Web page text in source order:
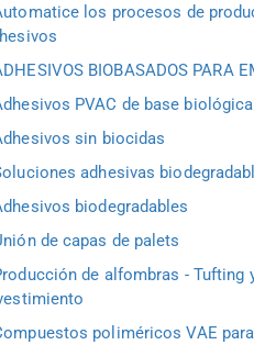
los procesos de
BIOBASADOS PARA
PVAC de base biológica
sin biocidas
adhesivas
biodegradables
de capas de palets
de alfombras - Tufting
poliméricos VAE para